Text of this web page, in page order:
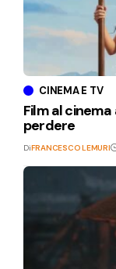
CINEMA E TV
Film al
perdere
DiFRANCESCO LEMURI